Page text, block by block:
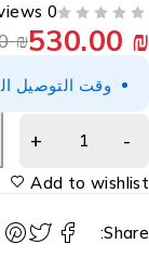
0 Reviews
₪530.00
وقت التوصيل المتوقع 2-3 أيام
Add to